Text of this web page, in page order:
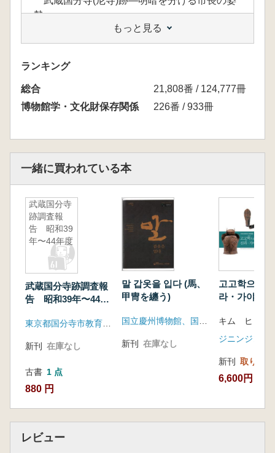
勢
陸奥国分寺跡―国分寺正式名碑献納のこと
その他の国分寺跡について
第2部 文化財保護に生きた庶民
奈良の植木職人・棚田嘉十郎と平城宮跡
京都の織物商・三宅安兵衛父子
愛護一すじの道
もっと見る
ランキング
総合
21,808番 / 124,777冊
博物館学・文化財保存関係
226番 / 933冊
一緒に買われている本
武蔵国分寺
跡調査報
告 昭和39
年〜44年度
武蔵国分寺跡調査報
告 昭和39年〜44年
新刊 在庫なし
古書 1 点
880 円
말 갑옷을 입다 (馬、
甲冑を纏う)
国立慶州博物館、国立慶州文化財研究所
新刊 在庫なし
고고학으로
라・가야 갑
甲冑)
キム ヒョク
ジニンジン
新刊 取り寄せ
6,600円
レビュー